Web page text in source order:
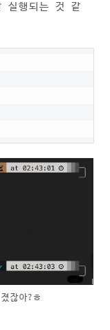
실행되는 것 같
잖아?ㅎ